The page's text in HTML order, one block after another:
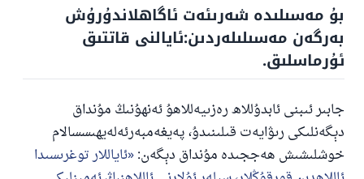
بۇ مەسىلىدە شەرىئەت ئاگاھلاندۇرۇش
بەرگەن مەسىلىلەردىن:ئايالنى قاتتىق
ئۇرماسلىق.
جابىر ئىبنى ئابدۇللاھ رەزىيەللاھۇ ئەنھۇنىڭ مۇنداق
دېگەنلىكى رىۋايەت قىلىنىدۇ، پەيغەمبەرئەلەيھىسسالام
خوشلىشىش ھەججىدە مۇنداق دېگەن: ئاياللار توغرىسىدا
110845 - نومۇرلۇق سوئالنىڭ جاۋابى
ئائىلىنى ساقلاپ قالدى